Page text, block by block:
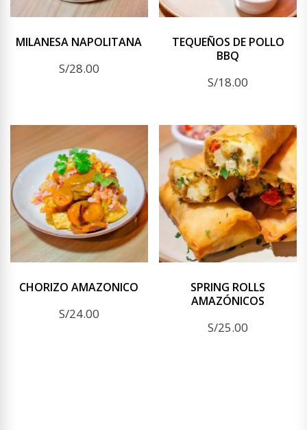
MILANESA NAPOLITANA
S/28.00
TEQUEÑOS DE POLLO
BBQ
S/18.00
CHORIZO AMAZONICO
S/24.00
SPRING ROLLS
AMAZÓNICOS
S/25.00